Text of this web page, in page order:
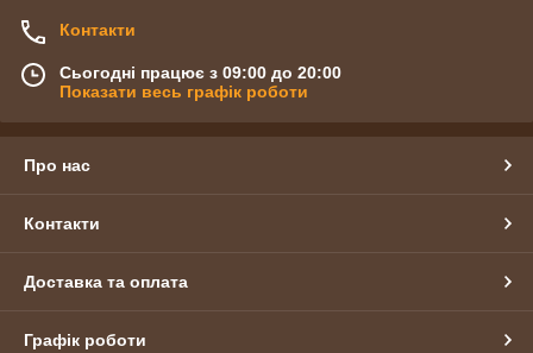
Контакти
Сьогодні працює з 09:00 до 20:00
Показати весь графік роботи
Про нас
Контакти
Доставка та оплата
Графік роботи